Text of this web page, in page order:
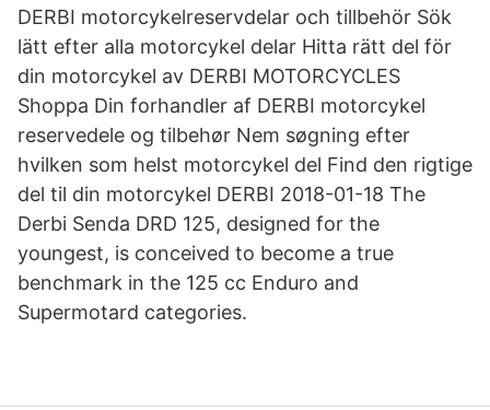
DERBI motorcykelreservdelar och tillbehör Sök
lätt efter alla motorcykel delar Hitta rätt del för
din motorcykel av DERBI MOTORCYCLES
Shoppa Din forhandler af DERBI motorcykel
reservedele og tilbehør Nem søgning efter
hvilken som helst motorcykel del Find den rigtige
del til din motorcykel DERBI 2018-01-18 The
Derbi Senda DRD 125, designed for the
youngest, is conceived to become a true
benchmark in the 125 cc Enduro and
Supermotard categories.